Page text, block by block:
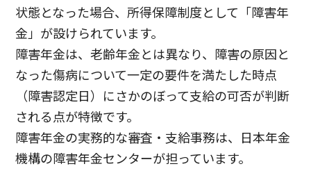
状態となった場合、所得保障制度として「障害年
金」が設けられています。
障害年金は、老齢年金とは異なり、障害の原因と
なった傷病について一定の要件を満たした時点
（障害認定日）にさかのぼって支給の可否が判断
される点が特徴です。
障害年金の実務的な審査・支給事務は、日本年金
機構の障害年金センターが担っています。